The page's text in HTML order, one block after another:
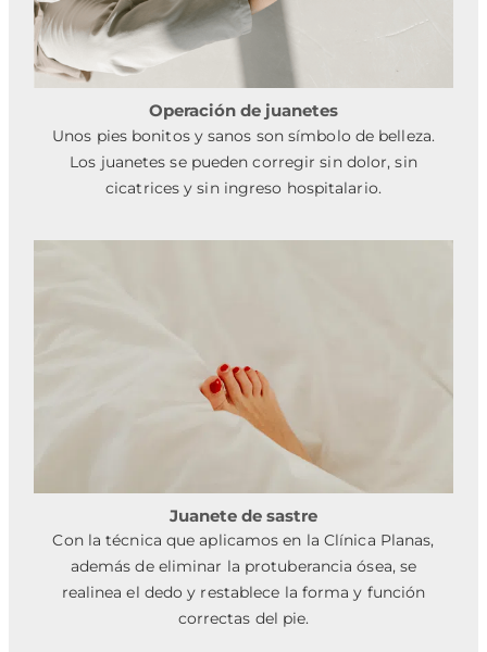
Operación de juanetes
Unos pies bonitos y sanos son símbolo de belleza.
Los juanetes se pueden corregir sin dolor, sin
cicatrices y sin ingreso hospitalario.
Juanete de sastre
Con la técnica que aplicamos en la Clínica Planas,
además de eliminar la protuberancia ósea, se
realinea el dedo y restablece la forma y función
correctas del pie.